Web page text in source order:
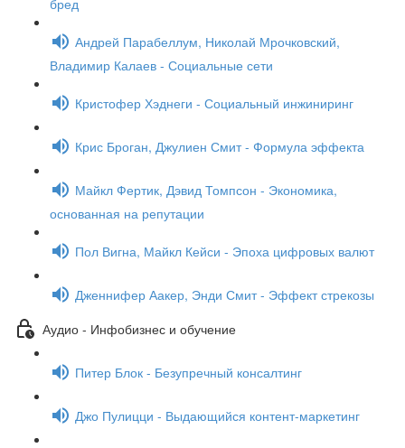
бред
Андрей Парабеллум, Николай Мрочковский,
Владимир Калаев - Социальные сети
Кристофер Хэднеги - Социальный инжиниринг
Крис Броган, Джулиен Смит - Формула эффекта
Майкл Фертик, Дэвид Томпсон - Экономика,
основанная на репутации
Пол Вигна, Майкл Кейси - Эпоха цифровых валют
Дженнифер Аакер, Энди Смит - Эффект стрекозы
Аудио - Инфобизнес и обучение
Питер Блок - Безупречный консалтинг
Джо Пулицци - Выдающийся контент-маркетинг